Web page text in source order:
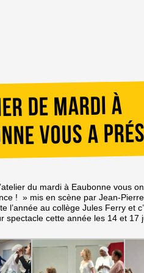
de mardi à
vous a
du mardi à Eaubonne vous
! » mis en scène par Jean-Pierre
l’année au collège Jules Ferry et
spectacle cette année les 14 et 17